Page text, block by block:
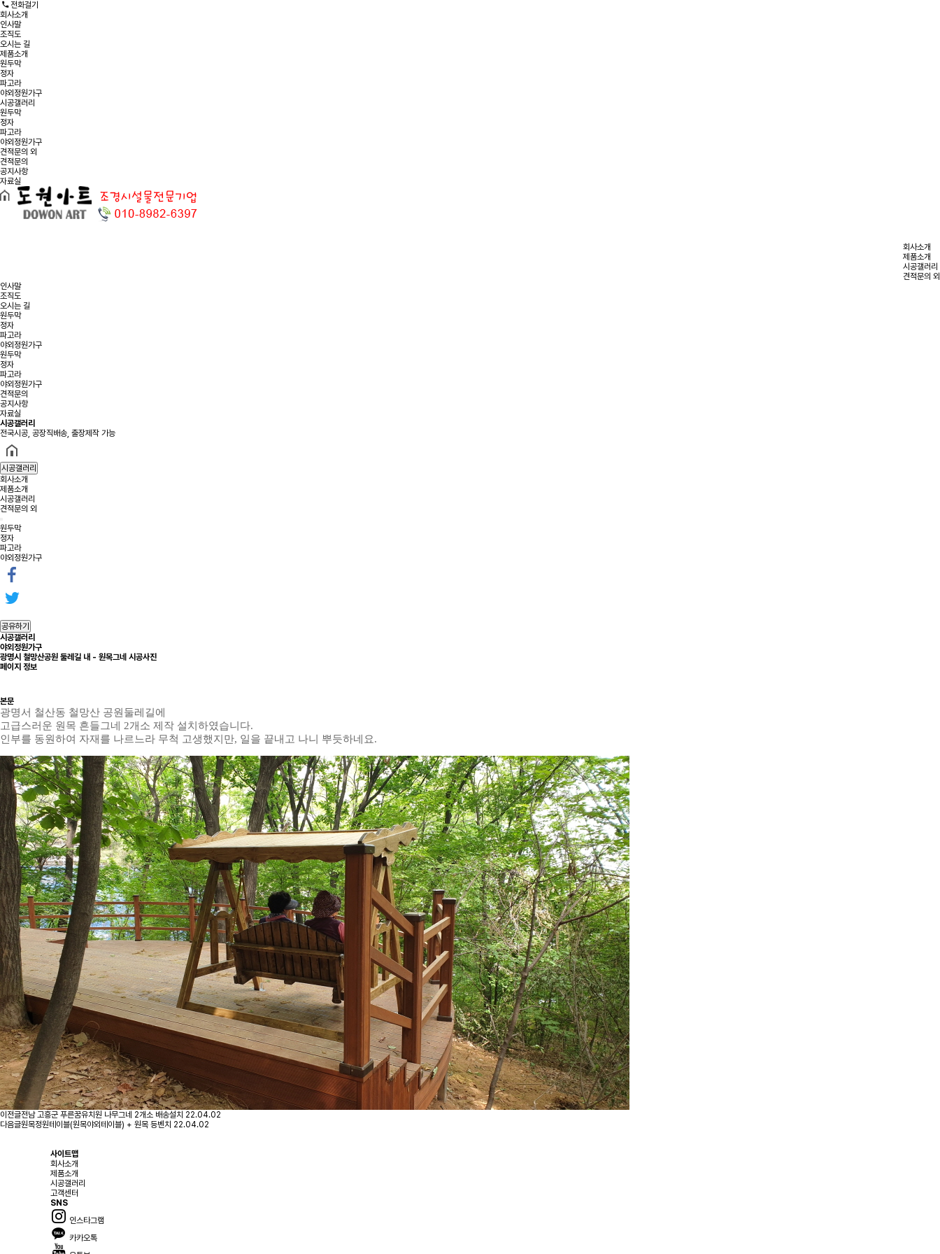
전화걸기
회사소개
인사말
조직도
오시는 길
제품소개
원두막
정자
파고라
야외정원가구
시공갤러리
원두막
정자
파고라
야외정원가구
견적문의 외
견적문의
공지사항
자료실
회사소개
제품소개
시공갤러리
견적문의 외
인사말
조직도
오시는 길
원두막
정자
파고라
야외정원가구
원두막
정자
파고라
야외정원가구
견적문의
공지사항
자료실
시공갤러리
전국시공, 공장직배송, 출장제작 가능
시공갤러리
회사소개
제품소개
시공갤러리
견적문의 외
원두막
정자
파고라
야외정원가구
공유하기
시공갤러리
야외정원가구
광명시 철망산공원 둘레길 내 - 원목그네 시공사진
페이지 정보
본문
광명서 철산동 철망산 공원둘레길에
고급스러운 원목 흔들그네 2개소 제작 설치하였습니다.
인부를 동원하여 자재를 나르느라 무척 고생했지만, 일을 끝내고 나니 뿌듯하네요.
이전글전남 고흥군 푸른꿈유치원 나무그네 2개소 배송설치 22.04.02
다음글원목정원테이블(원목야외테이블) + 원목 등벤치 22.04.02
사이트맵
회사소개
제품소개
시공갤러리
고객센터
SNS
인스타그램
카카오톡